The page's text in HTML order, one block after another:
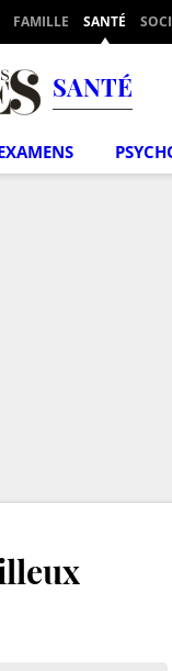
FAMILLE SANTÉ
SANTÉ